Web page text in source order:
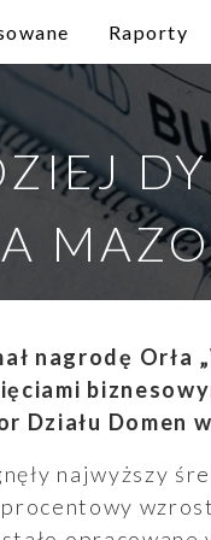
Raporty
nagrodę Orła
Domen
najwyższy